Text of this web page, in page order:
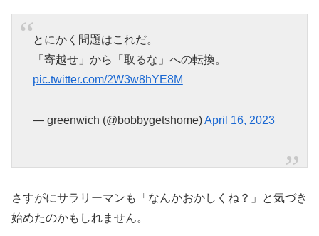
とにかく問題はこれだ。
「寄越せ」から「取るな」への転換。
pic.twitter.com/2W3w8hYE8M
— greenwich (@bobbygetshome)April 16, 2023
さすがにサラリーマンも「なんかおかしくね？」と気づき
始めたのかもしれません。